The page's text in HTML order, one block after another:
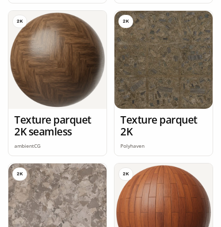
2K
Texture parquet
2K seamless
ambientCG
2K
Texture parquet
2K
Polyhaven
2K 2K